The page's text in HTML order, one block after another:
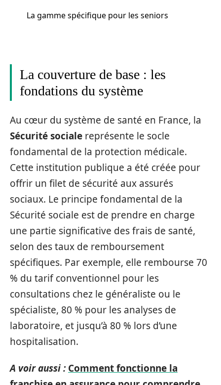
La gamme spécifique pour les seniors
La couverture de base : les
fondations du système
Au cœur du système de santé en France, la
Sécurité sociale représente le socle
fondamental de la protection médicale.
Cette institution publique a été créée pour
offrir un filet de sécurité aux assurés
sociaux. Le principe fondamental de la
Sécurité sociale est de prendre en charge
une partie significative des frais de santé,
selon des taux de remboursement
spécifiques. Par exemple, elle rembourse 70
% du tarif conventionnel pour les
consultations chez le généraliste ou le
spécialiste, 80 % pour les analyses de
laboratoire, et jusqu’à 80 % lors d’une
hospitalisation.
A voir aussi : Comment fonctionne la